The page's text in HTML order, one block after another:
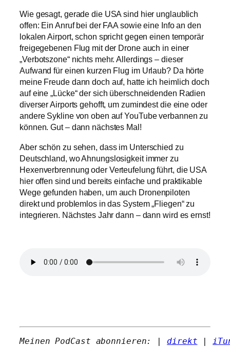
Wie gesagt, gerade die USA sind hier unglaublich
offen: Ein Anruf bei der FAA sowie eine Info an den
lokalen Airport, schon spricht gegen einen temporär
freigegebenen Flug mit der Drone auch in einer
„Verbotszone“ nichts mehr. Allerdings – dieser
Aufwand für einen kurzen Flug im Urlaub? Da hörte
meine Freude dann doch auf, hatte ich heimlich doch
auf eine „Lücke“ der sich überschneidenden Radien
diverser Airports gehofft, um zumindest die eine oder
andere Sykline von oben auf YouTube verbannen zu
können. Gut – dann nächstes Mal!
Aber schön zu sehen, dass im Unterschied zu
Deutschland, wo Ahnungslosigkeit immer zu
Hexenverbrennung oder Verteufelung führt, die USA
hier offen sind und bereits einfache und praktikable
Wege gefunden haben, um auch Dronenpiloten
direkt und problemlos in das System „Fliegen“ zu
integrieren. Nächstes Jahr dann – dann wird es ernst!
Meinen PodCast abonnieren: | direkt |